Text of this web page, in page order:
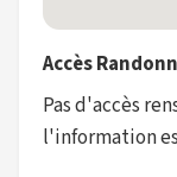
Accès
Pas d'accès
l'information